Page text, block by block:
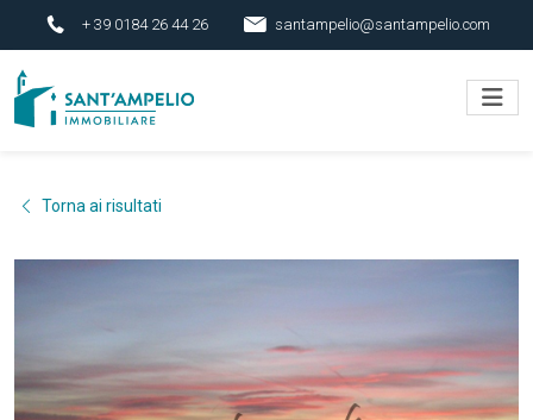
+ 39 0184 26 44 26 santampelio@santampelio.com
Torna ai risultati